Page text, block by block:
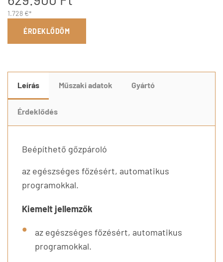
1.728 €*
ÉRDEKLŐDÖM
Leírás Műszaki adatok Gyártó
Érdeklődés
Beépíthető gőzpároló
az egészséges főzésért, automatikus
programokkal.
Kiemelt jellemzők
az egészséges főzésért, automatikus
programokkal.